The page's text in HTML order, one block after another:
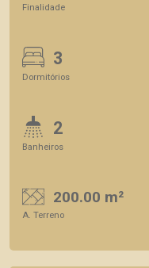
Finalidade
3
Dormitórios
2
Banheiros
200.00 m²
A. Terreno